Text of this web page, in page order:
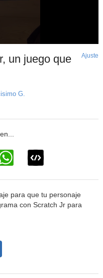
un juego que
Ajuste
G.
para que tu personaje
con Scratch Jr para